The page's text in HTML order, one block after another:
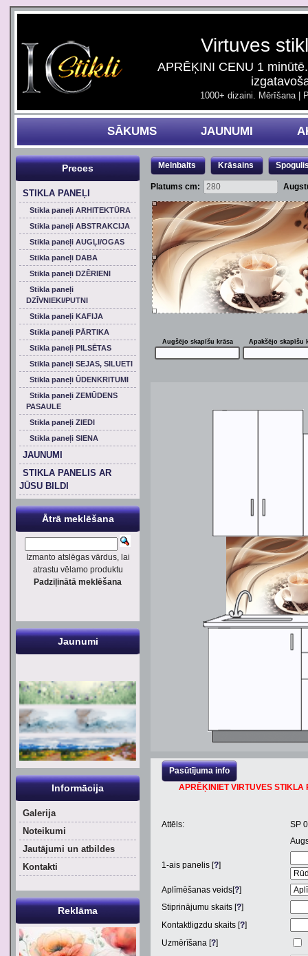
Virtuves
APRĒĶINI CENU 1
1000+ dizaini. Mērīšana |
SĀKUMS JAUNUMI
Melnbalts Krāsains
Platums cm:
Augšējo skapīšu krāsa Apakšējo skapīšu
Pasūtījuma info
APRĒĶINIET VIRTUVES
Attēls:
SP
1-ais panelis [?]
Aplīmēšanas veids[?]
Stiprinājumu skaits [?]
Kontaktligzdu skaits [?]
Uzmērīšana [?]
Preces
STIKLA PANEĻI
Stikla paneļi ARHITEKTŪRA
Stikla paneļi ABSTRAKCIJA
Stikla paneļi AUGĻI/OGAS
Stikla paneļi DABA
Stikla paneļi DZĒRIENI
Stikla paneļi
DZĪVNIEKI/PUTNI
Stikla paneļi KAFIJA
Stikla paneļi PĀRTIKA
Stikla paneļi PILSĒTAS
Stikla paneļi SEJAS, SILUETI
Stikla paneļi ŪDENKRITUMI
Stikla paneļi ZEMŪDENS
PASAULE
Stikla paneļi ZIEDI
Stikla paneļi SIENA
JAUNUMI
STIKLA PANELIS AR
JŪSU BILDI
Ātrā meklēšana
Izmanto atslēgas vārdus, lai
atrastu vēlamo produktu
Padziļinātā meklēšana
Jaunumi
Informācija
Galerija
Noteikumi
Jautājumi un atbildes
Kontakti
Reklāma